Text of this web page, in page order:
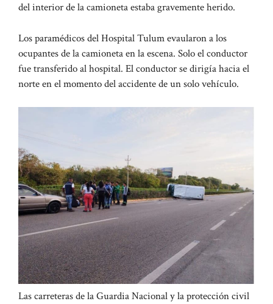
del interior de la camioneta estaba gravemente herido.
Los paramédicos del Hospital Tulum evaularon a los
ocupantes de la camioneta en la escena. Solo el conductor
fue transferido al hospital. El conductor se dirigía hacia el
norte en el momento del accidente de un solo vehículo.
Las carreteras de la Guardia Nacional y la protección civil